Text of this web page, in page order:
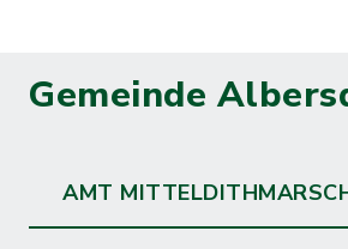
Gemeinde
AMT